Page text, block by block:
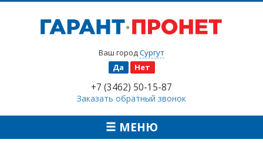
Ваш город Сургут
Да
Нет
+7 (3462) 50-15-87
Заказать обратный звонок
МЕНЮ